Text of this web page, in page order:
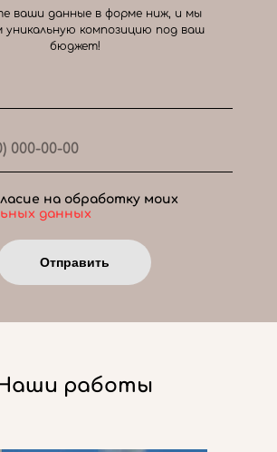
на обработку моих
данных
Отправить
ваши данные в форме ниж, и мы
уникальную композицию под ваш
бюджет!
работы